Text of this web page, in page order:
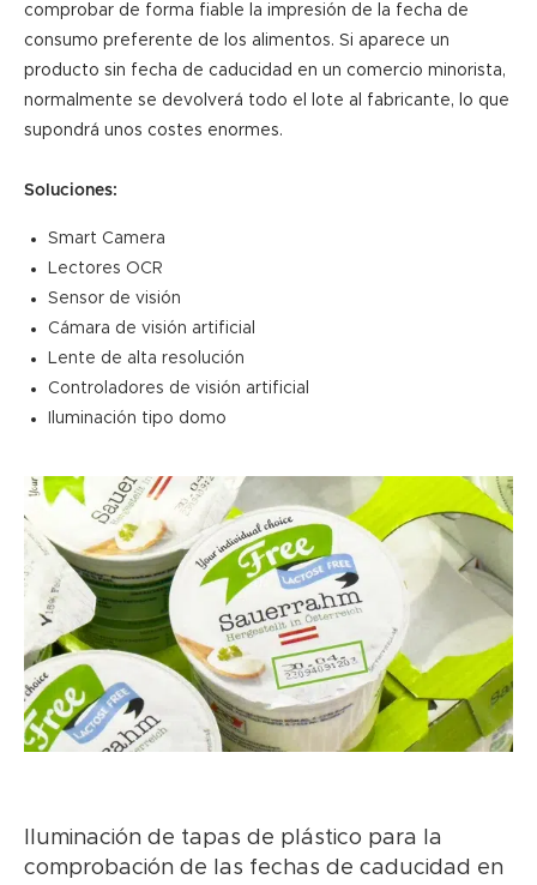
comprobar de forma fiable la impresión de la fecha de
consumo preferente de los alimentos. Si aparece un
producto sin fecha de caducidad en un comercio minorista,
normalmente se devolverá todo el lote al fabricante, lo que
supondrá unos costes enormes.
Soluciones:
Smart Camera
Lectores OCR
Sensor de visión
Cámara de visión artificial
Lente de alta resolución
Controladores de visión artificial
Iluminación tipo domo
Iluminación de tapas de plástico para la
comprobación de las fechas de caducidad en